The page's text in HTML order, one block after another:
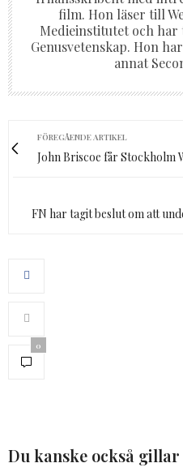
film. Hon läser till
Medieinstitutet och
Genusvetenskap. Hon
annat
FÖREGÅENDE ARTIKEL
John Briscoe får Stockholm
FN har tagit beslut om att
0
Du kanske också gillar